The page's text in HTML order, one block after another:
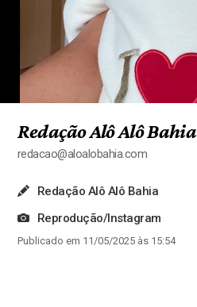
Redação Alô Alô Bahia
redacao@aloalobahia.com
Redação Alô Alô Bahia
Reprodução/Instagram
Publicado em 11/05/2025 às 15:54